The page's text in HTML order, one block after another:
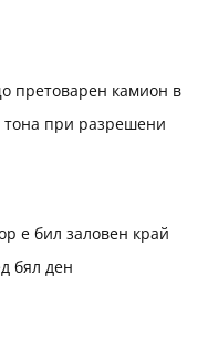
претоварен камион в
при разрешени
е бил заловен край
бял ден